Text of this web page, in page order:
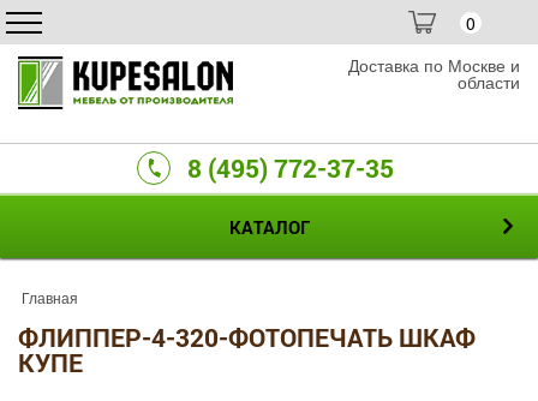
0
Доставка по Москве и
области
8 (495) 772-37-35
КАТАЛОГ
Главная
ФЛИППЕР-4-320-ФОТОПЕЧАТЬ ШКАФ
КУПЕ